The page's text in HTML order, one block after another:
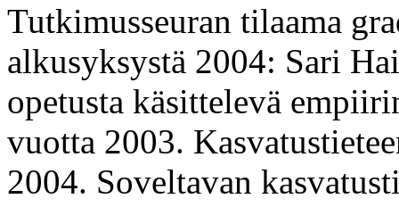
Tutkimusseuran tilaama
alkusyksystä 2004: Sari
opetusta käsittelevä
vuotta 2003.
2004. Soveltavan